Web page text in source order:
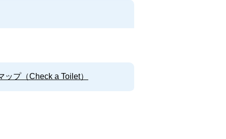
プ（Check a Toilet）